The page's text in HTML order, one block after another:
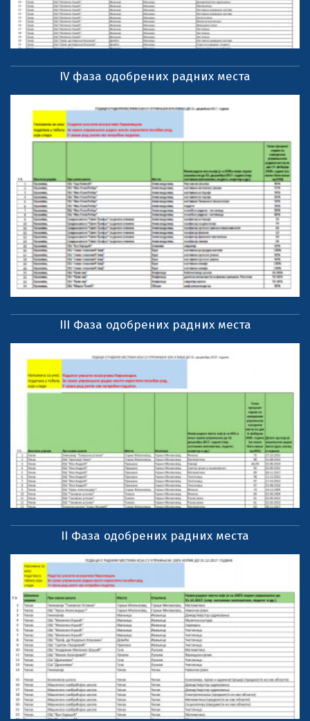
IV фаза одобрених радних места
III Фаза одобрених радних места
II Фаза одобрених радних места